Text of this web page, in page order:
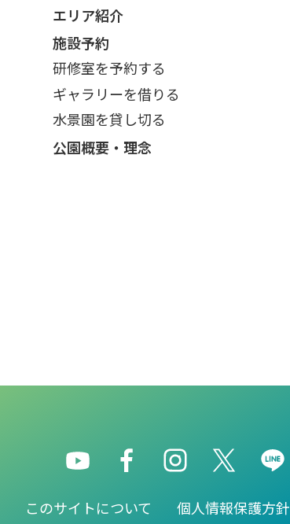
エリア紹介
施設予約
研修室を予約する
ギャラリーを借りる
水景園を貸し切る
公園概要・理念
このサイトについて 個人情報保護方針